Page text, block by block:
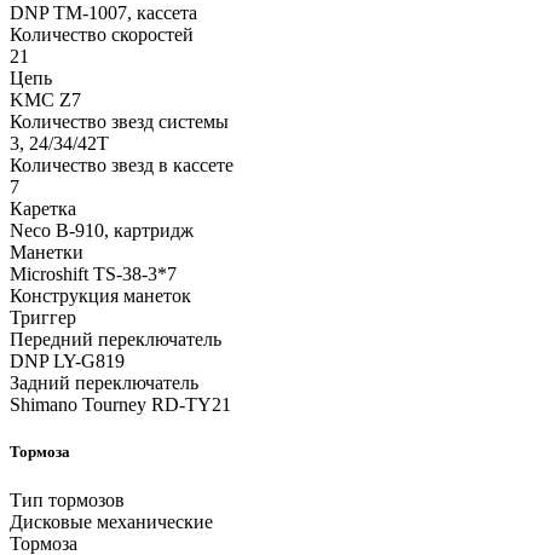
DNP TM-1007, кассета
Количество скоростей
21
Цепь
KMC Z7
Количество звезд системы
3, 24/34/42T
Количество звезд в кассете
7
Каретка
Neco B-910, картридж
Манетки
Microshift TS-38-3*7
Конструкция манеток
Триггер
Передний переключатель
DNP LY-G819
Задний переключатель
Shimano Tourney RD-TY21
Тормоза
Тип тормозов
Дисковые механические
Тормоза